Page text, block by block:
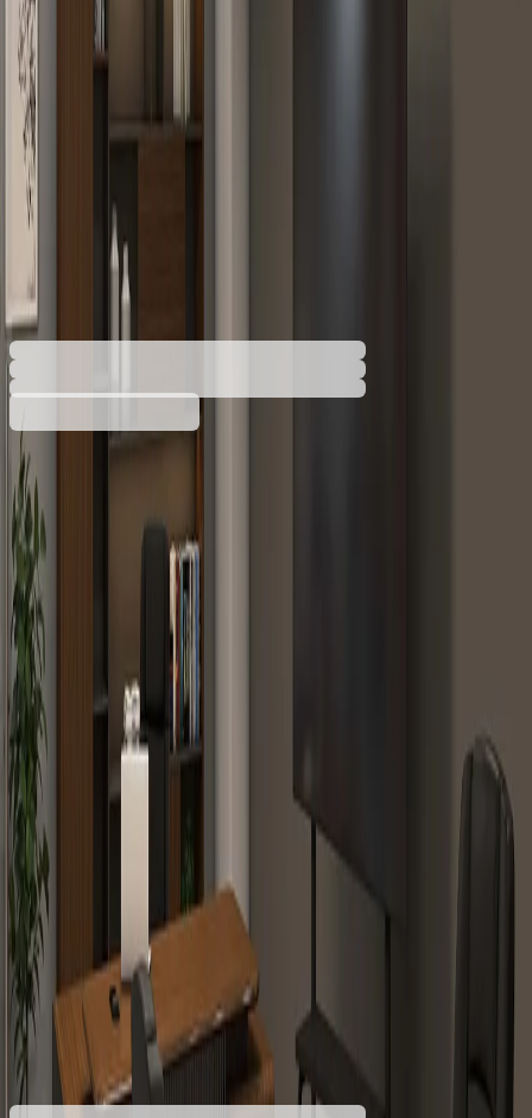
Начало Мебели
No Brand
Директорски стол Credo,
екокожа, Tilt механизъм, до
130 kg, черен
4010140228
Баркод: 3800052714934
Допълнителни услуги
Цената се изчислява в количката
Услугата е пожелателна. Включва внасяне на
поръчката в сградата и качването ѝ до
определен от получателя етаж. Ако услугата
не бъде избрана, поръчката ще бъде
доставена до входа на сградата.
Монтаж
Услугата е пожелателна. Включва
монтирането на артикула на адреса за
доставка. Монтажът се извършва по график
и може да не се изпълнява в деня за доставка
и разнос.
13,75 €
25,00 € мин
196,27 €
383,87 лв.
Купи
196,27 € 383,87 лв.
Ценa с ДДС